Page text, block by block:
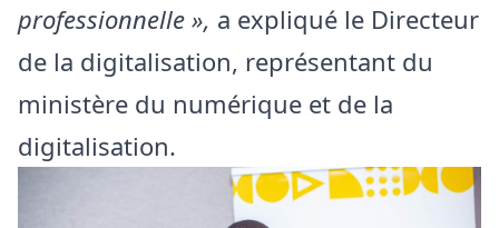
professionnelle », a expliqué le Directeur
de la digitalisation, représentant du
ministère du numérique et de la
digitalisation.